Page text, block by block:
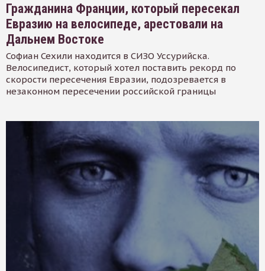
Гражданина Франции, который пересекал
Евразию на велосипеде, арестовали на
Дальнем Востоке
Софиан Сехили находится в СИЗО Уссурийска.
Велосипедист, который хотел поставить рекорд по
скорости пересечения Евразии, подозревается в
незаконном пересечении российской границы